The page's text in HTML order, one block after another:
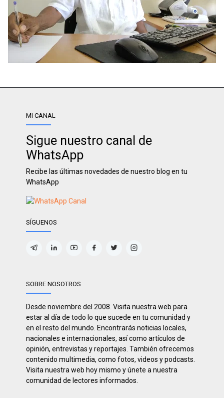
MI CANAL
Sigue nuestro canal de
WhatsApp
Recibe las últimas novedades de nuestro blog en tu
WhatsApp
SÍGUENOS
SOBRE NOSOTROS
Desde noviembre del 2008. Visita nuestra web para
estar al día de todo lo que sucede en tu comunidad y
en el resto del mundo. Encontrarás noticias locales,
nacionales e internacionales, así como artículos de
opinión, entrevistas y reportajes. También ofrecemos
contenido multimedia, como fotos, videos y podcasts.
Visita nuestra web hoy mismo y únete a nuestra
comunidad de lectores informados.